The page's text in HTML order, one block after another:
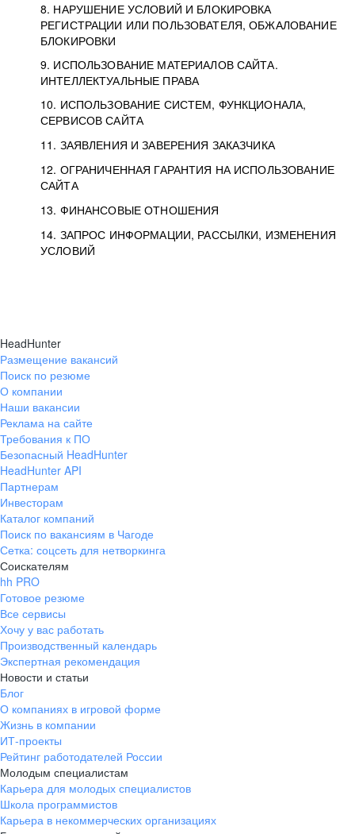
8. НАРУШЕНИЕ УСЛОВИЙ И БЛОКИРОВКА
РЕГИСТРАЦИИ ИЛИ ПОЛЬЗОВАТЕЛЯ, ОБЖАЛОВАНИЕ
БЛОКИРОВКИ
9. ИСПОЛЬЗОВАНИЕ МАТЕРИАЛОВ САЙТА.
ИНТЕЛЛЕКТУАЛЬНЫЕ ПРАВА
10. ИСПОЛЬЗОВАНИЕ СИСТЕМ, ФУНКЦИОНАЛА,
СЕРВИСОВ САЙТА
11. ЗАЯВЛЕНИЯ И ЗАВЕРЕНИЯ ЗАКАЗЧИКА
12. ОГРАНИЧЕННАЯ ГАРАНТИЯ НА ИСПОЛЬЗОВАНИЕ
САЙТА
13. ФИНАНСОВЫЕ ОТНОШЕНИЯ
14. ЗАПРОС ИНФОРМАЦИИ, РАССЫЛКИ, ИЗМЕНЕНИЯ
УСЛОВИЙ
HeadHunter
Размещение вакансий
Поиск по резюме
О компании
Наши вакансии
Реклама на сайте
Требования к ПО
Безопасный HeadHunter
HeadHunter API
Партнерам
Инвесторам
Каталог компаний
Поиск по вакансиям в Чагоде
Сетка: соцсеть для нетворкинга
Соискателям
hh PRO
Готовое резюме
Все сервисы
Хочу у вас работать
Производственный календарь
Экспертная рекомендация
Новости и статьи
Блог
О компаниях в игровой форме
Жизнь в компании
ИТ-проекты
Рейтинг работодателей России
Молодым специалистам
Карьера для молодых специалистов
Школа программистов
Карьера в некоммерческих организациях